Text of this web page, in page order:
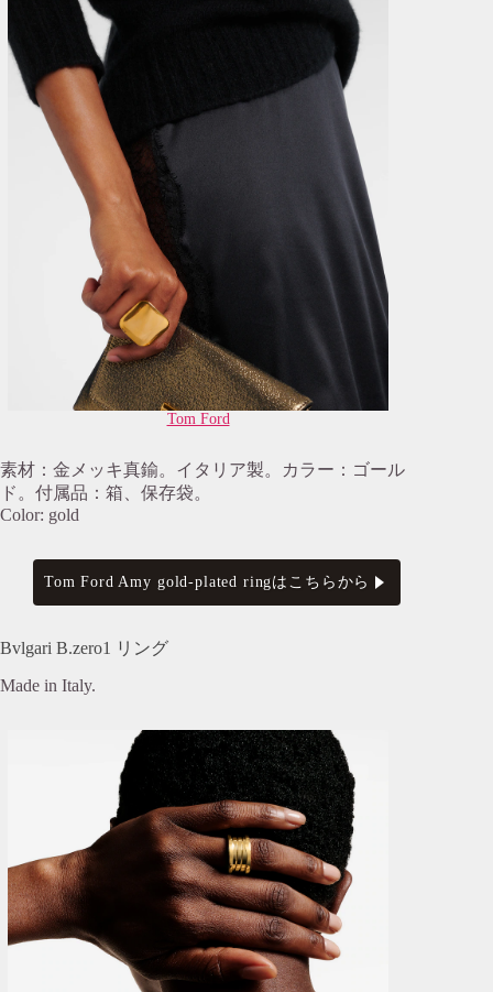
Tom Ford
素材：金メッキ真鍮。イタリア製。カラー：ゴール
ド。付属品：箱、保存袋。
Color: gold
Tom Ford Amy gold-plated ringはこちらから
Bvlgari B.zero1 リング
Made in Italy.